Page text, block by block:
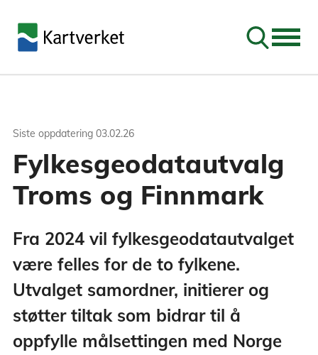
Søk
Siste oppdatering 03.02.26
Fylkesgeodatautvalg
Troms og Finnmark
Fra 2024 vil fylkesgeodatautvalget
være felles for de to fylkene.
Utvalget samordner, initierer og
støtter tiltak som bidrar til å
oppfylle målsettingen med Norge